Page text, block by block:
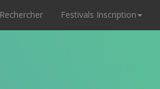
Rechercher Festivals Inscription